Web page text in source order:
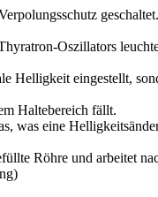
geschaltet.
Oszillators
Helligkeit eingestellt,
Haltebereich fällt.
was eine
Röhre und arbeitet